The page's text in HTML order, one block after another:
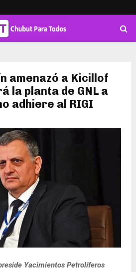
amenazó a Kicillof
la planta de GNL a
adhiere al RIGI
Yacimientos Petrolíferos